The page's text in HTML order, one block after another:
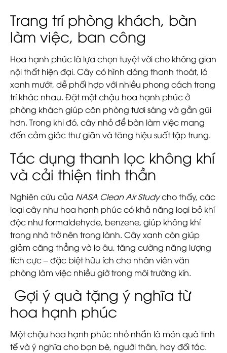
Trang trí phòng khách, bàn
làm việc, ban công
Hoa hạnh phúc là lựa chọn tuyệt vời cho không gian
nội thất hiện đại. Cây có hình dáng thanh thoát, lá
xanh mướt, dễ phối hợp với nhiều phong cách trang
trí khác nhau. Đặt một chậu hoa hạnh phúc ở
phòng khách giúp căn phòng tươi sáng và gần gũi
hơn. Trong khi đó, cây nhỏ để bàn làm việc mang
đến cảm giác thư giãn và tăng hiệu suất tập trung.
Tác dụng thanh lọc không khí
và cải thiện tinh thần
Nghiên cứu của NASA Clean Air Studycho thấy, các
loại cây như hoa hạnh phúc có khả năng loại bỏ khí
độc như formaldehyde, benzene, giúp không khí
trong nhà trở nên trong lành. Cây xanh còn giúp
giảm căng thẳng và lo âu, tăng cường năng lượng
tích cực – đặc biệt hữu ích cho nhân viên văn
phòng làm việc nhiều giờ trong môi trường kín.
Gợi ý quà tặng ý nghĩa từ
hoa hạnh phúc
Một chậu hoa hạnh phúc nhỏ nhắn là món quà tinh
tế và ý nghĩa cho bạn bè, người thân, hay đối tác.